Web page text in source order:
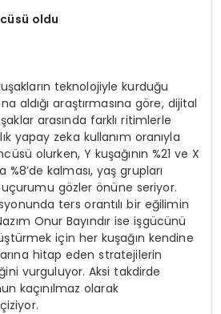
üsü oldu
teknolojiyle kurduğu
aldığı araştırmasına göre, dijital
arasında farklı ritimlerle
yapay zeka kullanım oranıyla
olurken, Y kuşağının %21 ve X
%8’de kalması, yaş grupları
gözler önüne seriyor.
ters orantılı bir eğilimin
Onur Bayındır ise işgücünü
için her kuşağın kendine
hitap eden stratejilerin
vurguluyor. Aksi takdirde
kaçınılmaz olarak